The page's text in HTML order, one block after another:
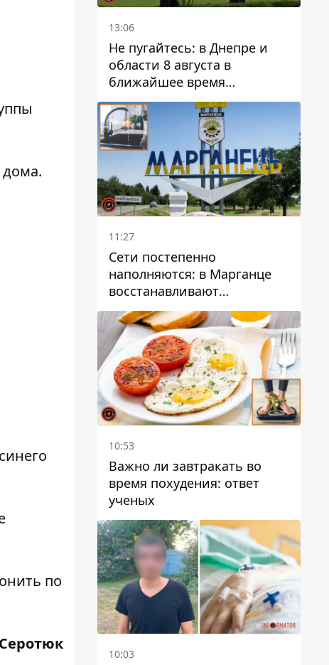
по
13:06
Не пугайтесь: в Днепре и
области 8 августа в
ближайшее время
ожидается гроза
11:27
Сети постепенно
наполняются: в Марганце
восстанавливают
водоснабжение
10:53
Важно ли завтракать во
время похудения: ответ
ученых
10:03